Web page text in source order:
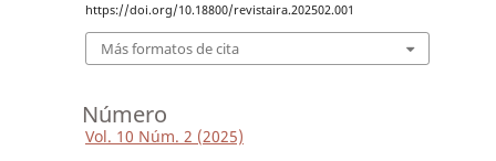
https://doi.org/10.18800/revistaira.202502.001
Más formatos de cita
Número
Vol. 10 Núm. 2 (2025)